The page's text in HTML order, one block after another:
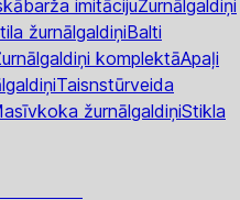
imitācijuŽurnālgaldiņi
žurnālgaldiņiBalti
komplektāApaļi
Taisnstūrveida
žurnālgaldiņiStikla